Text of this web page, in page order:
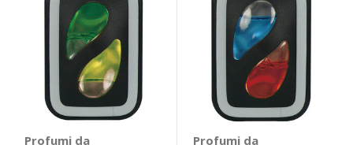
Profumi da
Profumi da